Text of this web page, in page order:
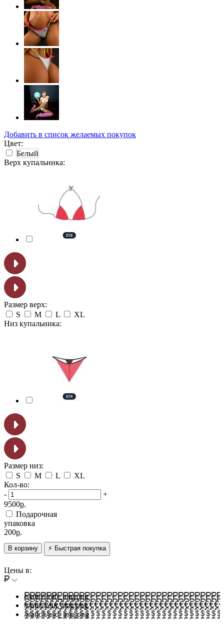
Добавить в список желаемых покупок
Цвет:
Белый
Верх купальника:
Размер верх:
S
M L
XL
Низ купальника:
Размер низ:
S
M L
XL
Кол-во:
-
+
9500р.
Подарочная
упаковка
200р.
В корзину ⚡ Быстрая покупка
Цены в:
/static/i/rub_img.png
/static/i/eur_img.png
/static/i/usd_img.png